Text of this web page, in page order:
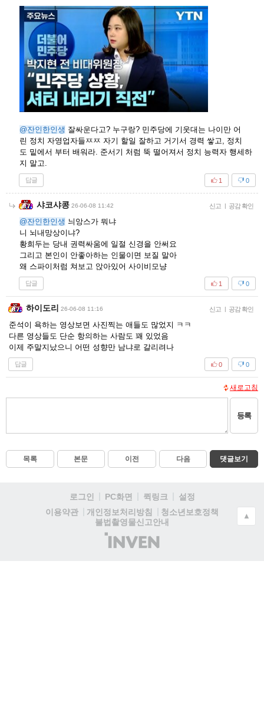
@잔인한인생 잘싸운다고? 누구랑? 민주당에 기웃대는 나이만 어
린 정치 자영업자들ㅉㅉ 자기 할일 잘하고 거기서 경력 쌓고, 정치
도 밑에서 부터 배워라. 준서기 처럼 뚝 떨어져서 정치 능력자 행세하
지 말고.
답글 0
1
샤코샤콩 26-06-08 11:42 신고 공감 확인
@잔인한인생 늬앙스가 뭐냐
니 뇌내망상이냐?
황희두는 당내 권력싸움에 일절 신경을 안써요
그리고 본인이 안좋아하는 인물이면 보질 말아
왜 스파이처럼 쳐보고 앉아있어 사이비모냥
답글 0
1
하이도리 26-06-08 11:16 신고 공감 확인
준석이 욕하는 영상보면 사진찍는 애들도 많었지 ㅋㅋ
다른 영상들도 단순 항의하는 사람도 꽤 있었음
이제 주말지났으니 어떤 성향만 남냐로 갈리려나
답글 0
0
새로고침
등록
목록 본문 이전 다음 댓글보기
로그인 PC화면 퀵링크
설정
이용약관
개인정보처리방침
청소년보호정책
불법촬영물신고안내
(주)
인
▲